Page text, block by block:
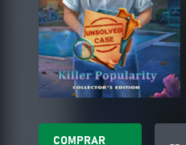
COMPRAR